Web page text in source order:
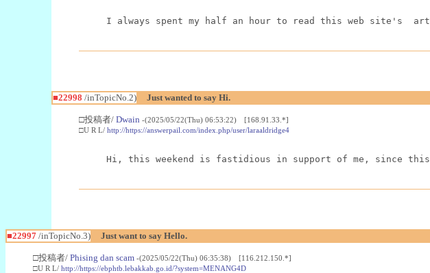
I always spent my half an hour to read this web site's
■22998 /inTopicNo.2) Just wanted to say Hi.
□投稿者/ Dwain -(2025/05/22(Thu) 06:53:22) [168.91.33.*]
□U R L/ http://https://answerpail.com/index.php/user/laraaldridge4
Hi, this weekend is fastidious in support of me, since this
■22997 /inTopicNo.3) Just want to say Hello.
□投稿者/ Phising dan scam -(2025/05/22(Thu) 06:35:38) [116.212.150.*]
□U R L/ http://https://ebphtb.lebakkab.go.id/?system=MENANG4D